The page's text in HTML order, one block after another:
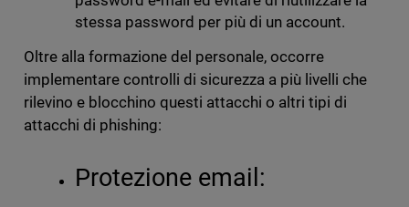
stessa password per più di un account.
Oltre alla formazione del personale, occorre
implementare controlli di sicurezza a più livelli che
rilevino e blocchino questi attacchi o altri tipi di
attacchi di phishing:
Protezione email: